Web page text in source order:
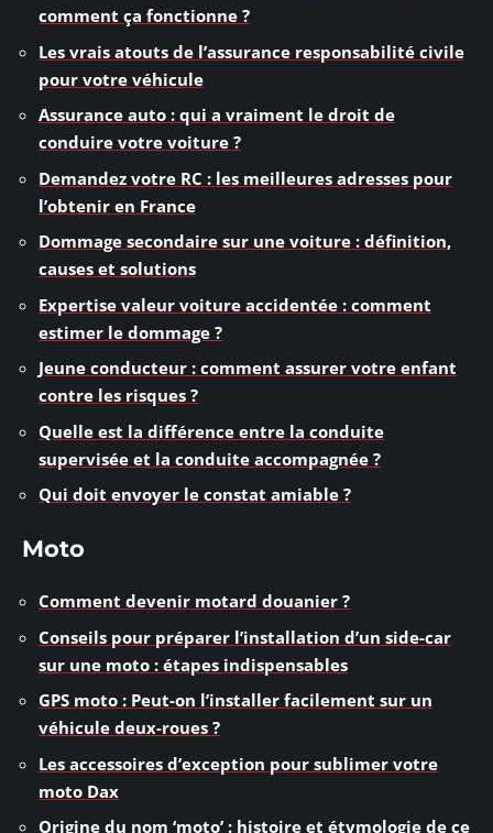
comment ça fonctionne ?
Les vrais atouts de l’assurance responsabilité civile
pour votre véhicule
Assurance auto : qui a vraiment le droit de
conduire votre voiture ?
Demandez votre RC : les meilleures adresses pour
l’obtenir en France
Dommage secondaire sur une voiture : définition,
causes et solutions
Expertise valeur voiture accidentée : comment
estimer le dommage ?
Jeune conducteur : comment assurer votre enfant
contre les risques ?
Quelle est la différence entre la conduite
supervisée et la conduite accompagnée ?
Qui doit envoyer le constat amiable ?
Moto
Comment devenir motard douanier ?
Conseils pour préparer l’installation d’un side-car
sur une moto : étapes indispensables
GPS moto : Peut-on l’installer facilement sur un
véhicule deux-roues ?
Les accessoires d’exception pour sublimer votre
moto Dax
Origine du nom ‘moto’ : histoire et étymologie de ce